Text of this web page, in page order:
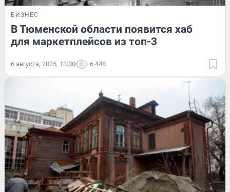
БИЗНЕС
В Тюменской области появится хаб
для маркетплейсов из топ-3
6 августа, 2025, 13:00 6 448